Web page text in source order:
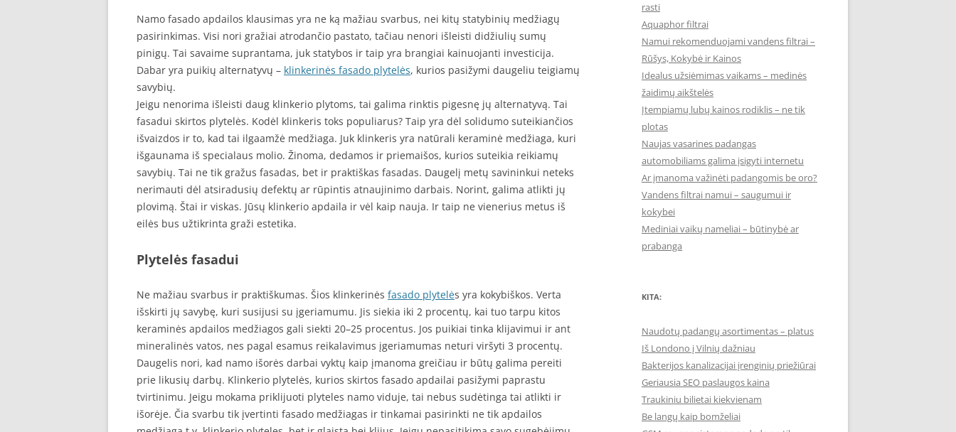
Namo fasado apdailos klausimas yra ne ką mažiau svarbus, nei kitų statybinių medžiagų
pasirinkimas. Visi nori gražiai atrodančio pastato, tačiau nenori išleisti didžiulių sumų
pinigų. Tai savaime suprantama, juk statybos ir taip yra brangiai kainuojanti investicija.
Dabar yra puikių alternatyvų – klinkerinės fasado plytelės, kurios pasižymi daugeliu teigiamų
savybių.
Jeigu nenorima išleisti daug klinkerio plytoms, tai galima rinktis pigesnę jų alternatyvą. Tai
fasadui skirtos plytelės. Kodėl klinkeris toks populiarus? Taip yra dėl solidumo suteikiančios
išvaizdos ir to, kad tai ilgaamžė medžiaga. Juk klinkeris yra natūrali keraminė medžiaga, kuri
išgaunama iš specialaus molio. Žinoma, dedamos ir priemaišos, kurios suteikia reikiamų
savybių. Tai ne tik gražus fasadas, bet ir praktiškas fasadas. Daugelį metų savininkui neteks
nerimauti dėl atsiradusių defektų ar rūpintis atnaujinimo darbais. Norint, galima atlikti jų
plovimą. Štai ir viskas. Jūsų klinkerio apdaila ir vėl kaip nauja. Ir taip ne vienerius metus iš
eilės bus užtikrinta graži estetika.
Plytelės fasadui
Ne mažiau svarbus ir praktiškumas. Šios klinkerinės fasado plytelės yra kokybiškos. Verta
išskirti jų savybę, kuri susijusi su įgeriamumu. Jis siekia iki 2 procentų, kai tuo tarpu kitos
keraminės apdailos medžiagos gali siekti 20–25 procentus. Jos puikiai tinka klijavimui ir ant
mineralinės vatos, nes pagal esamus reikalavimus įgeriamumas neturi viršyti 3 procentų.
Daugelis nori, kad namo išorės darbai vyktų kaip įmanoma greičiau ir būtų galima pereiti
prie likusių darbų. Klinkerio plytelės, kurios skirtos fasado apdailai pasižymi paprastu
tvirtinimu. Jeigu mokama priklijuoti plyteles namo viduje, tai nebus sudėtinga tai atlikti ir
išorėje. Čia svarbu tik įvertinti fasado medžiagas ir tinkamai pasirinkti ne tik apdailos
rasti
Aquaphor filtrai
Namui rekomenduojami vandens filtrai –
Rūšys, Kokybė ir Kainos
Idealus užsiėmimas vaikams – medinės
žaidimų aikštelės
Įtempiamų lubų kainos rodiklis – ne tik
plotas
Naujas vasarines padangas
automobiliams galima įsigyti internetu
Ar įmanoma važinėti padangomis be oro?
Vandens filtrai namui – saugumui ir
kokybei
Mediniai vaikų nameliai – būtinybė ar
prabanga
KITA:
Naudotų padangų asortimentas – platus
Iš Londono į Vilnių dažniau
Bakterijos kanalizacijai įrenginių priežiūrai
Geriausia SEO paslaugos kaina
Traukiniu bilietai kiekvienam
Be langų kaip bomželiai